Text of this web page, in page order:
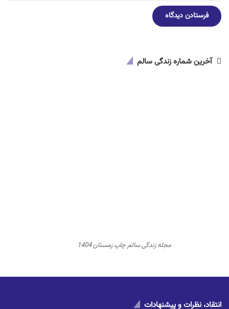
آخرین شماره زندگی سالم
مجله زندگی سالم چاپ زمستان 1404
انتقاد، نظرات و پیشنهادات